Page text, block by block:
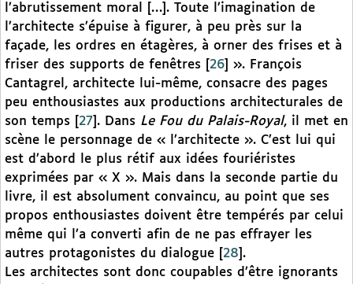
l’abrutissement moral […]. Toute l’imagination de
l’architecte s’épuise à figurer, à peu près sur la
façade, les ordres en étagères, à orner des frises et à
friser des supports de fenêtres
26
». François
Cantagrel, architecte lui-même, consacre des pages
peu enthousiastes aux productions architecturales de
son temps
27 . Dans Le Fou du Palais-Royal, il met en
scène le personnage de « l’architecte ». C’est lui qui
est d’abord le plus rétif aux idées fouriéristes
exprimées par « X ». Mais dans la seconde partie du
livre, il est absolument convaincu, au point que ses
propos enthousiastes doivent être tempérés par celui
même qui l’a converti afin de ne pas effrayer les
autres protagonistes du dialogue
28 .
Les architectes sont donc coupables d’être ignorants